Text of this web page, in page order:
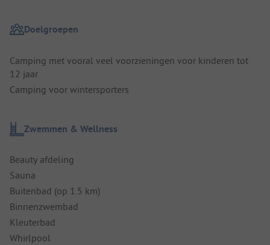
Doelgroepen
Camping met vooral veel voorzieningen voor kinderen tot
12 jaar
Camping voor wintersporters
Zwemmen & Wellness
Beauty afdeling
Sauna
Buitenbad (op 1.5 km)
Binnenzwembad
Kleuterbad
Whirlpool